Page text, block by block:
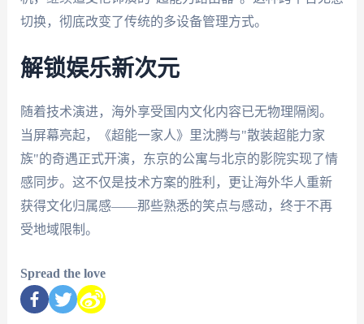
切换，彻底改变了传统的多设备管理方式。
解锁娱乐新次元
随着技术演进，海外享受国内文化内容已无物理隔阂。
当屏幕亮起，《超能一家人》里沈腾与"散装超能力家
族"的奇遇正式开演，东京的公寓与北京的影院实现了情
感同步。这不仅是技术方案的胜利，更让海外华人重新
获得文化归属感——那些熟悉的笑点与感动，终于不再
受地域限制。
Spread the love